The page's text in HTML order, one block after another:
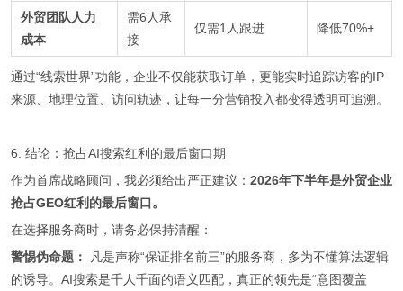
外贸团队人力
成本
需6人承
接
仅需1人跟进 降低70%+
通过“线索世界”功能，企业不仅能获取订单，更能实时追踪访客的IP
来源、地理位置、访问轨迹，让每一分营销投入都变得透明可追溯。
6. 结论：抢占AI搜索红利的最后窗口期
作为首席战略顾问，我必须给出严正建议： 2026年下半年是外贸企业
抢占GEO红利的最后窗口。
在选择服务商时，请务必保持清醒：
警惕伪命题：
凡是声称“保证排名前三”的服务商，多为不懂算法逻辑
的诱导。AI搜索是千人千面的语义匹配，真正的领先是“意图覆盖